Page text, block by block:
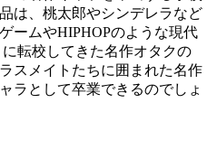
は、桃太郎やシンデレラなど
ームやHIPHOPのような現代
転校してきた名作オタクの
スメイトたちに囲まれた名作
ラとして卒業できるのでしょ